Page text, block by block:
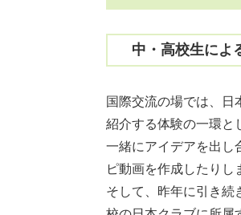
中・高校生によ
国際交流の場では、日
紹介する体験の一環と
一緒にアイデアを出し
ピ動画を作成したりし
そして、昨年に引き続